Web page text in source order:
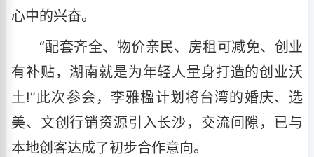
心中的兴奋。
“配套齐全、物价亲民、房租可减免、创业
有补贴，湖南就是为年轻人量身打造的创业沃
土!”此次参会，李雅楹计划将台湾的婚庆、选
美、文创行销资源引入长沙，交流间隙，已与
本地创客达成了初步合作意向。